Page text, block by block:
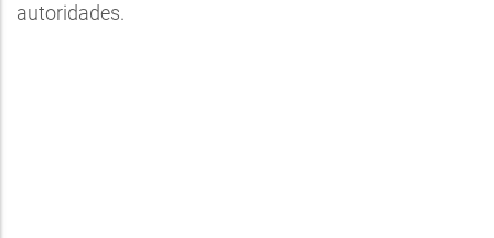
autoridades.